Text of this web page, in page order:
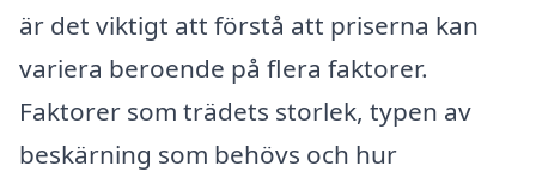
är det viktigt att förstå att priserna kan
variera beroende på flera faktorer.
Faktorer som trädets storlek, typen av
beskärning som behövs och hur